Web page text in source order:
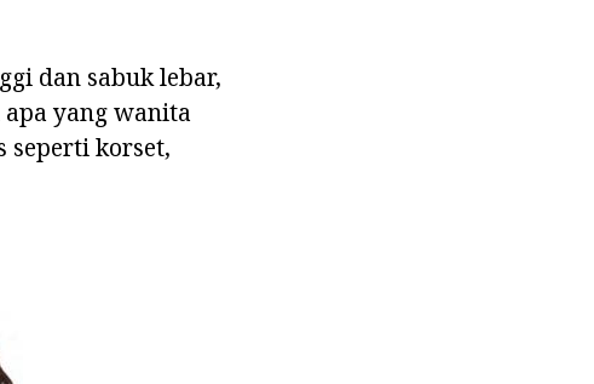
dan sabuk lebar,
yang wanita
seperti korset,